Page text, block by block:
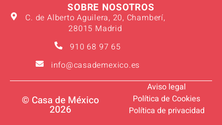
SOBRE NOSOTROS
C. de Alberto Aguilera, 20, Chamberí,
28015 Madrid
910 68 97 65
info@casademexico.es
© Casa de México
2026
Aviso legal
Política de Cookies
Política de privacidad